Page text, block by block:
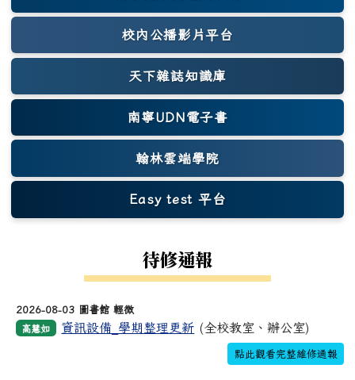
校內公播影片平台
天下雜誌知識庫
(另開新視窗)
南寧UDN電子書
翰林雲端學院
Easy test 平台
(另開新視窗)
待修通報
2026-08-03 圖書館 輕微
高慧如 資訊設備_學期整理更新 (全校教室、辦公室)
點此觀看完整維修通報